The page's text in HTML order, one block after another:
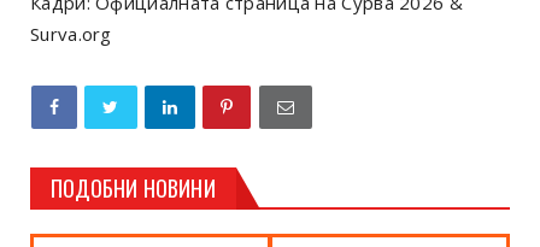
Surva.org
ПОДОБНИ НОВИНИ